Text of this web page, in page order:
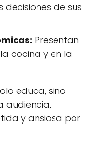
decisiones de sus
Presentan
cocina y en la
educa, sino
audiencia,
y ansiosa por